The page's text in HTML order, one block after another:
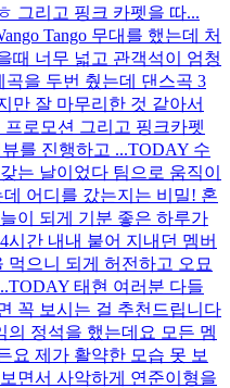
그리고 핑크 카펫을 따...
Tango 무대를 했는데 처
때 너무 넓고 관객석이 엄청
을 두번 췄는데 댄스곡 3
만 잘 마무리한 것 같아서
로모션 그리고 핑크카펫
를 진행하고 ...TODAY 수
는 날이었다 팀으로 움직이
어디를 갔는지는 비밀! 혼
이 되게 기분 좋은 하루가
시간 내내 붙어 지내던 멤버
먹으니 되게 허전하고 오묘
TODAY 태현 여러분 다들
꼭 보시는 걸 추천드립니다
정석을 했는데요 모든 멤
요 제가 활약한 모습 못 보
면서 사악하게 연준이형을